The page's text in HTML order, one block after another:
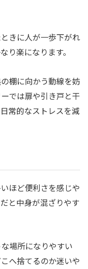
きに人が一歩下がれ
り楽になります。
棚に向かう動線を妨
では扉や引き戸と干
常的なストレスを減
ほど便利さを感じや
と中身が混ざりやす
場所になりやすい
へ捨てるのか迷いや